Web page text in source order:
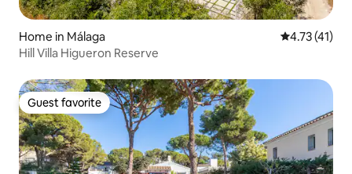
Home in Málaga 4.73 out of 5
4.73 (41)
Hill Villa Higueron Reserve
Guest favorite
Guest favorite